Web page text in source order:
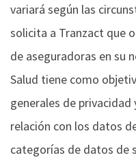
variará según las
solicita a Tranzact que
de aseguradoras en su
Salud tiene como
generales de
relación con los datos
categorías de datos de